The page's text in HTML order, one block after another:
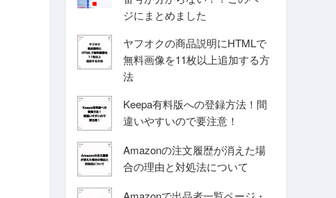
ジにまとめました
ヤフオクの商品説明にHTMLで
無料画像を11枚以上追加する方
法
Keepa有料版への登録方法！間
違いやすいので要注意！
Amazonの注文履歴が消えた場
合の理由と対処法について